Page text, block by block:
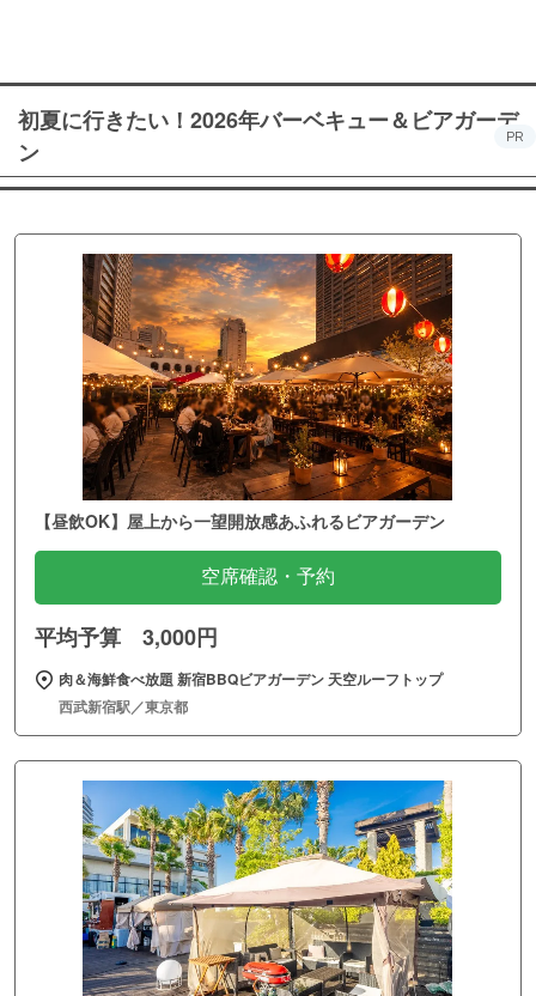
初夏に行きたい！2026年バーベキュー＆ビアガーデ
ン
PR
【昼飲OK】屋上から一望開放感あふれるビアガーデン
空席確認・予約
平均予算 3,000円
肉＆海鮮食べ放題 新宿BBQビアガーデン 天空ルーフトップ
西武新宿駅／東京都